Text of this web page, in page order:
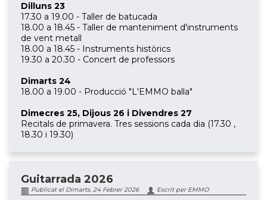
Dilluns 23
17.30 a 19.00 - Taller de batucada
18.00 a 18.45 - Taller de manteniment d'instruments
de vent metall
18.00 a 18.45 - Instruments històrics
19.30 a 20.30 - Concert de professors
Dimarts 24
18.00 a 19.00 - Producció "L'EMMO balla"
Dimecres 25, Dijous 26 i Divendres 27
Recitals de primavera. Tres sessions cada dia (17.30 ,
18.30 i 19.30)
Guitarrada 2026
Publicat el Dimarts, 24 Febrer 2026 Escrit per EMMO